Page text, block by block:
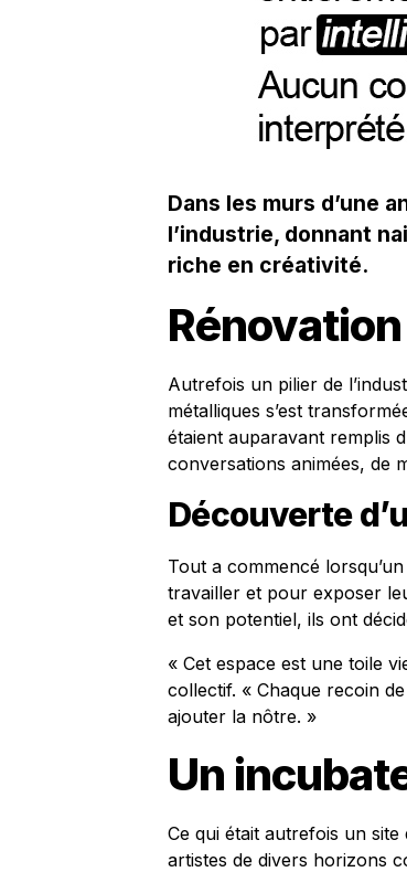
Dans les murs d’une
l’industrie, donnant
riche en créativité.
Autrefois un pilier de
métalliques s’est
étaient auparavant remplis
conversations animées, de
Découverte
Tout a commencé
travailler et pour exposer
et son potentiel, ils ont
« Cet espace est une toile
collectif. « Chaque recoin
ajouter la nôtre. »
Un
Ce qui était autrefois un
artistes de divers horizons